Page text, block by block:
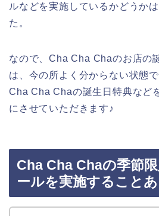
ルなどを実施しているかどうか
た。
なので、Cha Cha Chaのお店の
は、今の所よく分からない状態
Cha Cha Chaの誕生日特典など
にさせていただきます♪
Cha Cha Chaの季節
ールを実施すること